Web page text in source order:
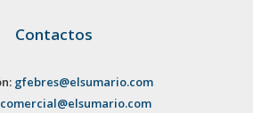
Contactos
gfebres@elsumario.com
comercial@elsumario.com